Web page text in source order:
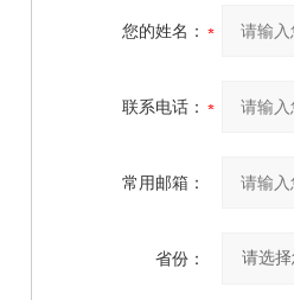
您的姓名：
联系电话：
常用邮箱：
省份：